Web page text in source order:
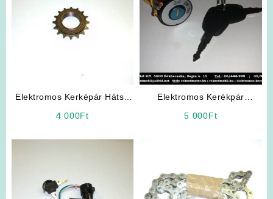
Elektromos Kerképár Hátsó
4 000Ft
Elektromos Kerékpár
5 000Ft